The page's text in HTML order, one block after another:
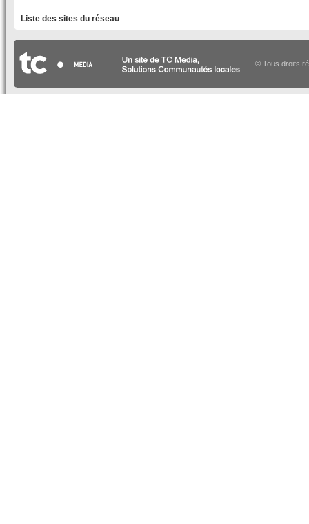
Liste des sites du réseau
© Tous droits